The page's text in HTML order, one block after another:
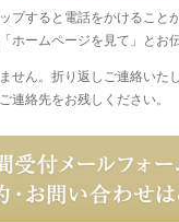
プすると電話をかけること
ホームページを見て」とお
せん。折り返しご連絡いた
ご連絡先をお残しください。